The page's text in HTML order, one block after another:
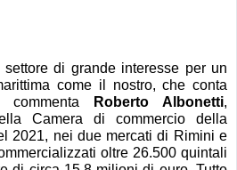
settoredi grande interesse per un
come il nostro,che conta
commenta Roberto Albonetti,
Camera di commercio della
2021, nei due mercati di Rimini e
oltre 26.500 quintali